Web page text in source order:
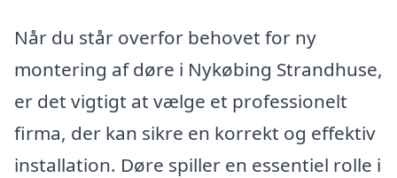
Når du står overfor behovet for ny
montering af døre i Nykøbing Strandhuse,
er det vigtigt at vælge et professionelt
firma, der kan sikre en korrekt og effektiv
installation. Døre spiller en essentiel rolle i